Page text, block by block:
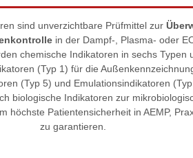
sind unverzichtbare Prüfmittel zur
in der Dampf-, Plasma- oder
chemische Indikatoren in sechs Typen
(Typ 1) für die
(Typ 5) und Emulationsindikatoren
biologische Indikatoren zur
höchste Patientensicherheit in AEMP,
zu garantieren.